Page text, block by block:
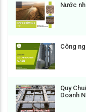
Nước
Công
Quy
Doanh